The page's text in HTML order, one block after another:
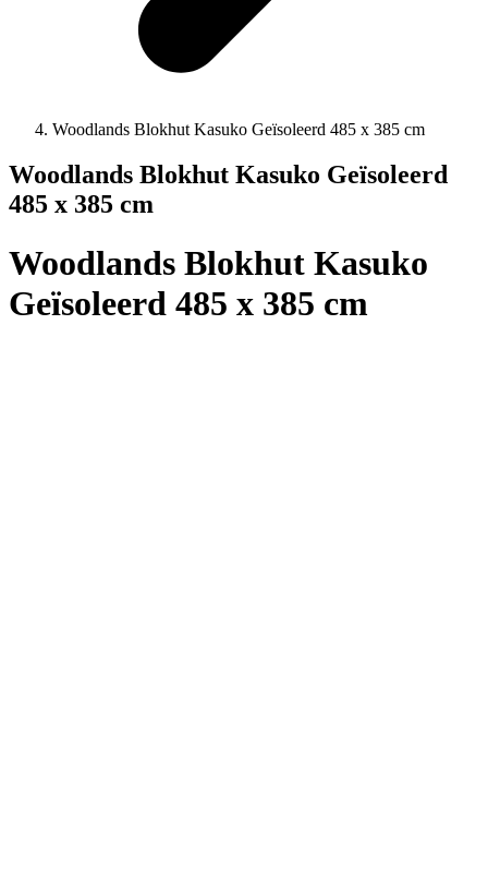
Woodlands Blokhut Kasuko Geïsoleerd 485 x 385 cm
Woodlands Blokhut Kasuko Geïsoleerd
485 x 385 cm
Woodlands Blokhut Kasuko
Geïsoleerd 485 x 385 cm